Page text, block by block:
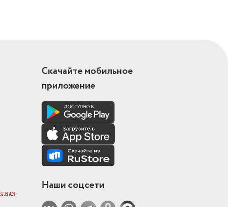
нам.
Скачайте мобильное
приложение
Наши соцсети